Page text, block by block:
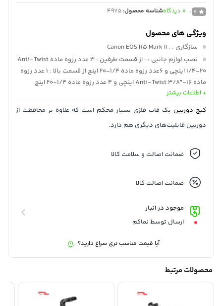
0
0 دیدگاهشناسه محصول: 4975
ویژگی های محصول
سازگاری : : Canon EOS R5 Mark II
نصب لوازم جانبی :
: از قسمت طرفین : 3 عدد رزوه ماده Anti-Twist
1/4-20 اینچی و 6عدد رزوه ماده 1/4-20 اینچ از قسمت بالا : 1 عدد رزوه
ماده Anti-Twist 3/8"-16 اینچی و 4 عدد رزوه ماده 1/4-20 اینچ
نصب دوربین :
نصب سه پایه :
: رزوه ماده 1/4"-20 ، رزوه ماده 3/8"-16 انیچ و
نصب کفشک سرد : : دارد
ابعاد :: 153 × 115.5 × 73.9 میلی‌متر
+ اطلاعات بیشتر
کیج دوربین یک قاب فلزی بسیار محکم است که علاوه بر محافظت از
دوربین قابلیت‌های دیگری هم دارد.
ضمانت اصالت و سلامت کالا
ضمانت اصالت کالا
موجود در انبار
ارسال توسط نماکم
آیا قیمت مناسب تری سراغ دارید؟
محصولات مرتبط